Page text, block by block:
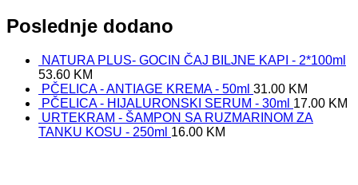
Poslednje dodano
NATURA PLUS- GOCIN ČAJ BILJNE KAPI - 2*100ml
53.60 KM
PČELICA - ANTIAGE KREMA - 50ml 31.00 KM
PČELICA - HIJALURONSKI SERUM - 30ml 17.00 KM
URTEKRAM - ŠAMPON SA RUZMARINOM ZA
TANKU KOSU - 250ml 16.00 KM